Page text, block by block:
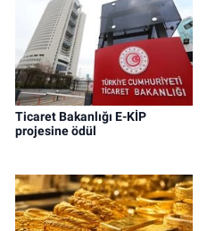
Ticaret Bakanlığı E-KİP
projesine ödül